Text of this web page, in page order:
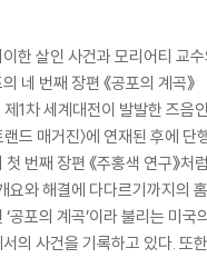
한 살인 사건과 모리어티 교
네 번째 장편 《공포의 계곡》
제1차 세계대전이 발발한 즈
랜드 매거진〉에 연재된 후에
번째 장편 《주홍색 연구》처
요와 해결에 다다르기까지의
공포의 계곡’이라 불리는 미
의 사건을 기록하고 있다. 또